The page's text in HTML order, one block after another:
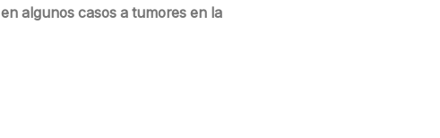
en algunos casos a tumores en la